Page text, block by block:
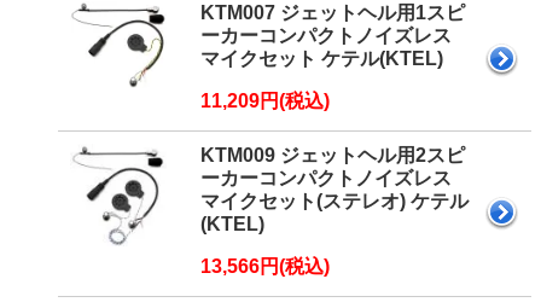
KTM007 ジェットヘル用1スピ
ーカーコンパクトノイズレス
マイクセット ケテル(KTEL)
11,209円(税込)
KTM009 ジェットヘル用2スピ
ーカーコンパクトノイズレス
マイクセット(ステレオ) ケテル
(KTEL)
13,566円(税込)